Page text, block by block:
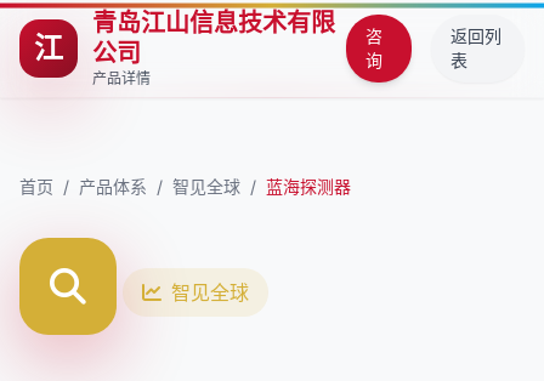
江
青岛江山信息技术有限
公司
产品详情
咨
询
返回列
表
首页 / 产品体系 / 智见全球 / 蓝海探测器
智见全球